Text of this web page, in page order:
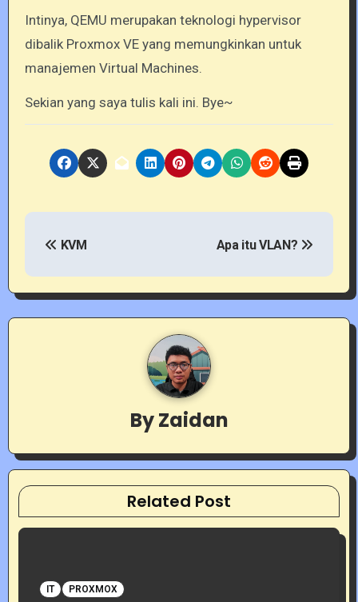
Intinya, QEMU merupakan teknologi hypervisor
dibalik Proxmox VE yang memungkinkan untuk
manajemen Virtual Machines.
Sekian yang saya tulis kali ini. Bye~
P
s
t
i
g
a
KVM Apa itu VLAN?
ByZaidan
Related Post
IT PROXMOX